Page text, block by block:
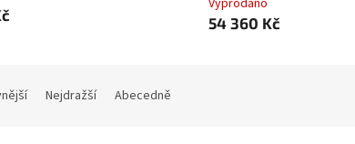
Vyprodáno
54 360 Kč
Nejdražší Abecedně